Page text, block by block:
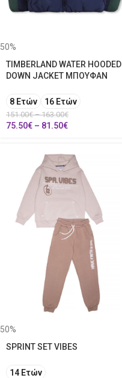
50%
TIMBERLAND WATER HOODED
DOWN JACKET ΜΠΟΥΦΑΝ
8 Ετών 16 Ετών
151.00€ – 163.00€
75.50€ – 81.50€
50%
SPRINT SET VIBES
14 Ετών